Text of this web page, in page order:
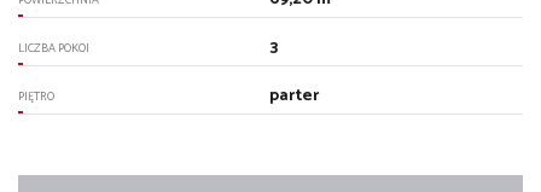
LICZBA POKOI 3
PIĘTRO parter